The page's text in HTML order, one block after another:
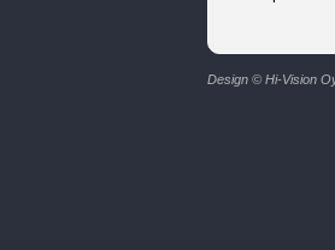
Design © Hi-Vision